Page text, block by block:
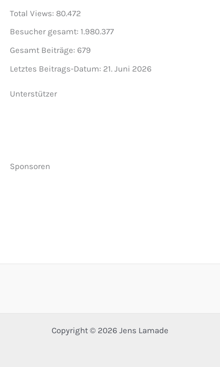
Total Views: 80.472
Besucher gesamt: 1.980.377
Gesamt Beiträge: 679
Letztes Beitrags-Datum: 21. Juni 2026
Unterstützer
Sponsoren
Copyright © 2026 Jens Lamade